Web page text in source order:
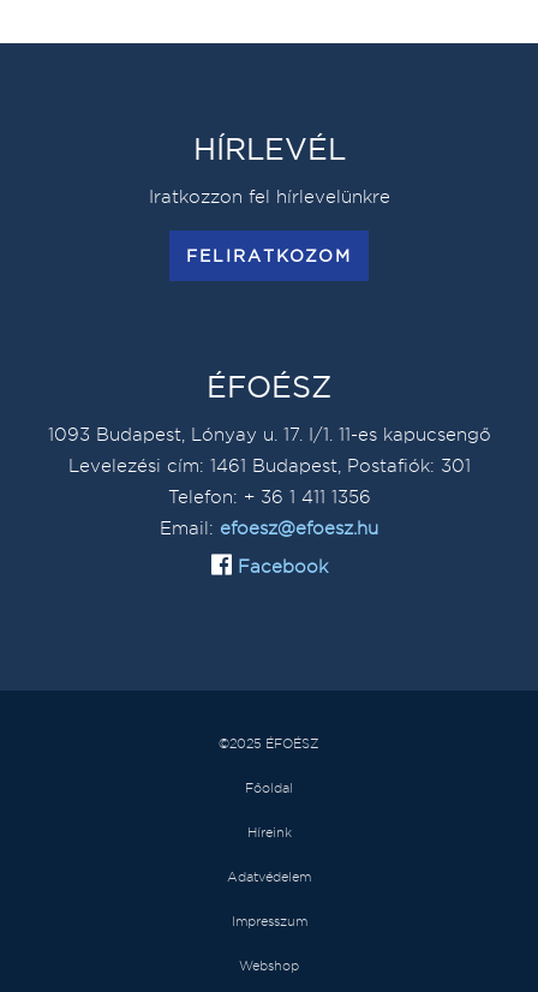
HÍRLEVÉL
Iratkozzon fel hírlevelünkre
FELIRATKOZOM
ÉFOÉSZ
1093 Budapest, Lónyay u. 17. I/1. 11-es kapucsengő
Levelezési cím: 1461 Budapest, Postafiók: 301
Telefon: + 36 1 411 1356
Email: efoesz@efoesz.hu
Facebook
©2025 ÉFOÉSZ
Főoldal
Híreink
Adatvédelem
Impresszum
Webshop